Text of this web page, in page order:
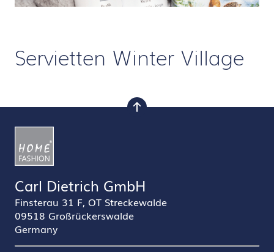
Servietten Winter Village
nach oben
Carl Dietrich GmbH
Finsterau 31 F, OT Streckewalde
09518 Großrückerswalde
Germany